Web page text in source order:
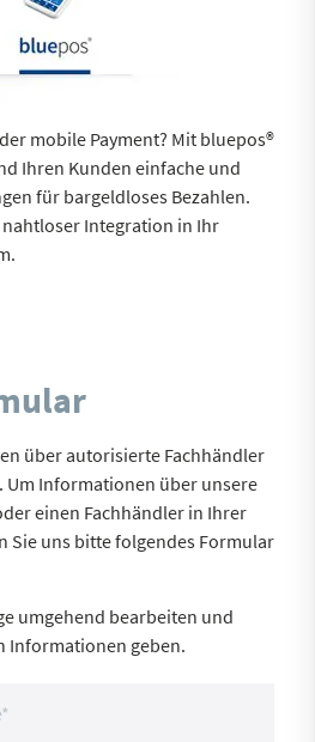
mobile Payment? Mit bluepos®
Ihren Kunden einfache und
für bargeldloses Bezahlen.
Integration in Ihr
über autorisierte Fachhändler
Informationen über unsere
einen Fachhändler in Ihrer
Sie uns bitte folgendes Formular
umgehend bearbeiten und
Informationen geben.